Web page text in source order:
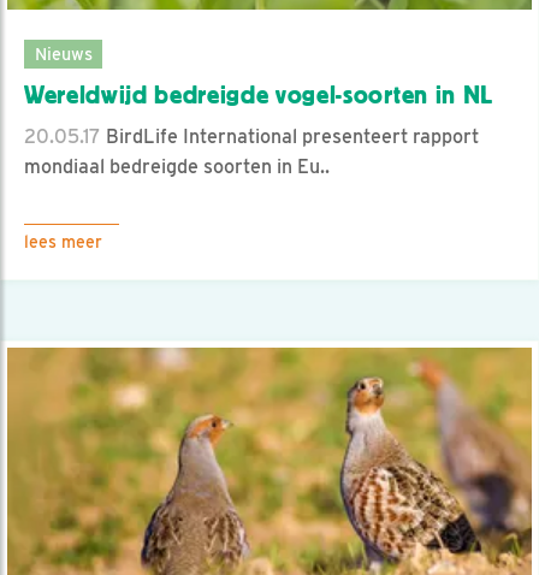
Nieuws
Wereldwijd bedreigde vogel-soorten in NL
20.05.17 BirdLife International presenteert rapport
mondiaal bedreigde soorten in Eu..
lees meer